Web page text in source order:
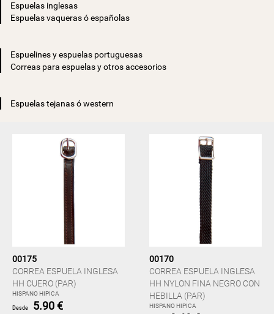
Espuelas inglesas
Espuelas vaqueras ó españolas
Espuelines y espuelas portuguesas
Correas para espuelas y otros accesorios
Espuelas tejanas ó western
00175
CORREA ESPUELA INGLESA
HH CUERO (PAR)
HISPANO HIPICA
Desde 5.90 €
00170
CORREA ESPUELA INGLESA
HH NYLON FINA NEGRO CON
HEBILLA (PAR)
HISPANO HIPICA